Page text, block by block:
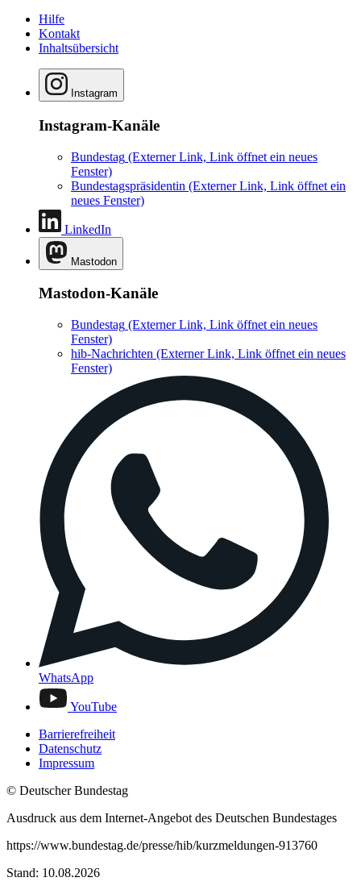
Hilfe
Kontakt
Inhaltsübersicht
Instagram
Instagram-Kanäle
Bundestag (Externer Link, Link öffnet ein neues
Fenster)
Bundestagspräsidentin (Externer Link, Link öffnet ein
neues Fenster)
LinkedIn
Mastodon
Mastodon-Kanäle
Bundestag (Externer Link, Link öffnet ein neues
Fenster)
hib-Nachrichten (Externer Link, Link öffnet ein neues
Fenster)
WhatsApp
YouTube
Barrierefreiheit
Datenschutz
Impressum
© Deutscher Bundestag
Ausdruck aus dem Internet-Angebot des Deutschen Bundestages
https://www.bundestag.de/presse/hib/kurzmeldungen-913760
Stand: 10.08.2026